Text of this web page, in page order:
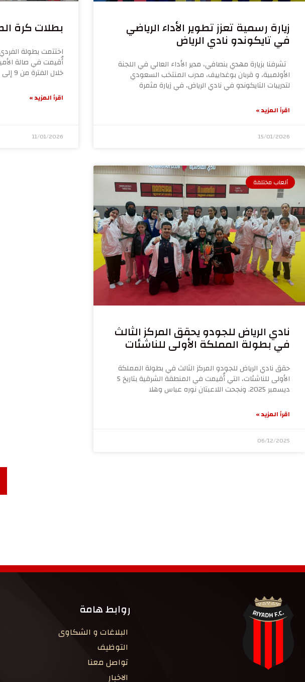
زيارة رسمية تعزز تطوير الأداء الرياضي
في تايكوندو نادي الرياض
تشرفنا بزيارة مهدي بنصافي، مدير الأداء العالي في اللجنة
الأولمبية، و قربان بوغداييف، مدرب المنتخب السعودي
لتدريبات التايكوندو في نادي الرياض، في زيارة مثمرة
اقرأ المزيد »
15/01/2026
بطلات كرة
اختتمت بطولة
أُقيمت في صالة
خلال الفترة من 9 إلى 11 يناير 2026،
اقرأ المزيد »
11/01/2026
ألعاب مختلفة
نادي الرياض للجودو يحقق المركز الثالث
في بطولة المملكة الأولى للناشئات
حقق نادي الرياض للجودو المركز الثالث في بطولة المملكة
الأولى للناشئات، التي أُقيمت في المنطقة الشرقية بتاريخ 5
ديسمبر 2025. ونجحت اللاعبتان نوره عباس وهلا
اقرأ المزيد »
06/12/2025
روابط هامة
البلاغات و الشكاوى
التوظيف
تواصل معنا
الاخبار